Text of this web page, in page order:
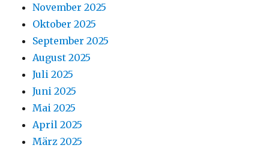
November 2025
Oktober 2025
September 2025
August 2025
Juli 2025
Juni 2025
Mai 2025
April 2025
März 2025